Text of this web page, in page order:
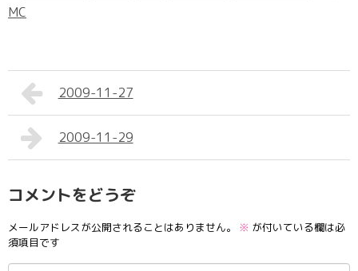
MC
2009-11-27
2009-11-29
コメントをどうぞ
メールアドレスが公開されることはありません。 ※ が付いている欄は必
須項目です